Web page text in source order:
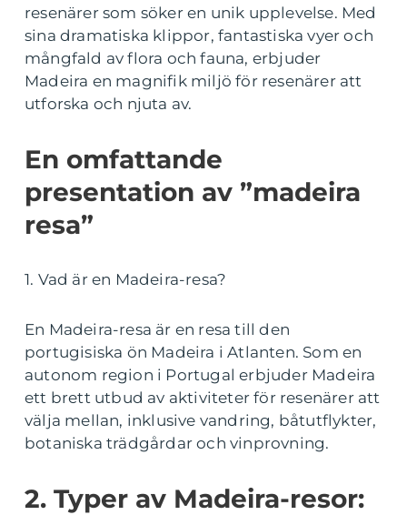
resenärer som söker en unik upplevelse. Med
sina dramatiska klippor, fantastiska vyer och
mångfald av flora och fauna, erbjuder
Madeira en magnifik miljö för resenärer att
utforska och njuta av.
En omfattande
presentation av ”madeira
resa”
1. Vad är en Madeira-resa?
En Madeira-resa är en resa till den
portugisiska ön Madeira i Atlanten. Som en
autonom region i Portugal erbjuder Madeira
ett brett utbud av aktiviteter för resenärer att
välja mellan, inklusive vandring, båtutflykter,
botaniska trädgårdar och vinprovning.
2. Typer av Madeira-resor: